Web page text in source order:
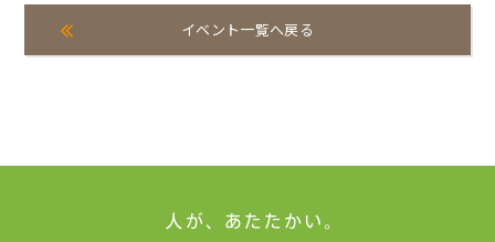
イベント一覧へ戻る